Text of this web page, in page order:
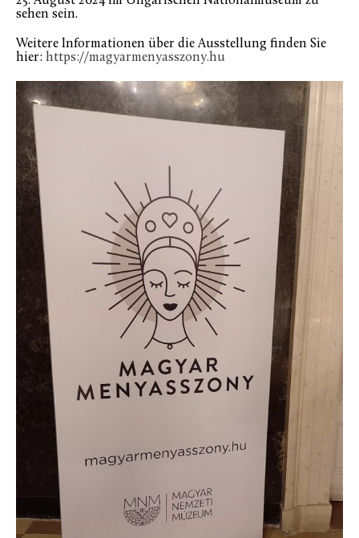
sehen sein.
Weitere Informationen über die Ausstellung finden Sie
hier: https://magyarmenyasszony.hu